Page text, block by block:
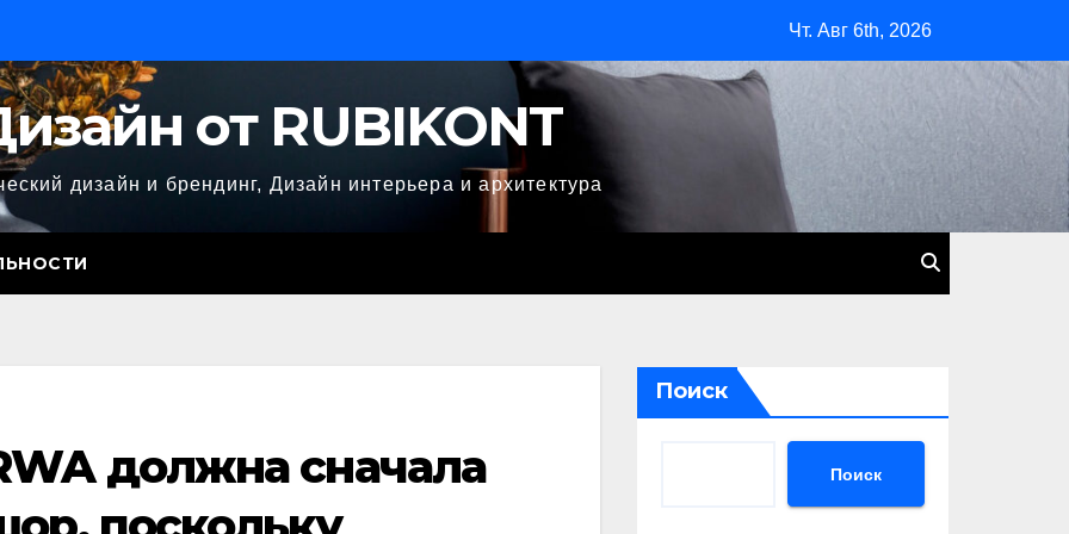
Чт. Авг 6th, 2026
от RUBIKONT
дизайн и брендинг, Дизайн интерьера и архитектура
должна сначала
Поиск
Поиск